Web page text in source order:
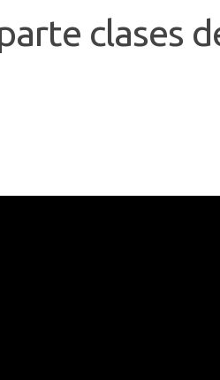
clases